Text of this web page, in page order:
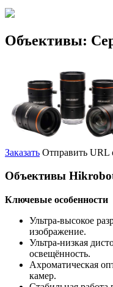
Объективы:
Заказать Отправить URL
Объективы
Ключевые особенности
Ультра-высокое
изображение.
Ультра-низкая
освещённость.
Ахроматическая
камер.